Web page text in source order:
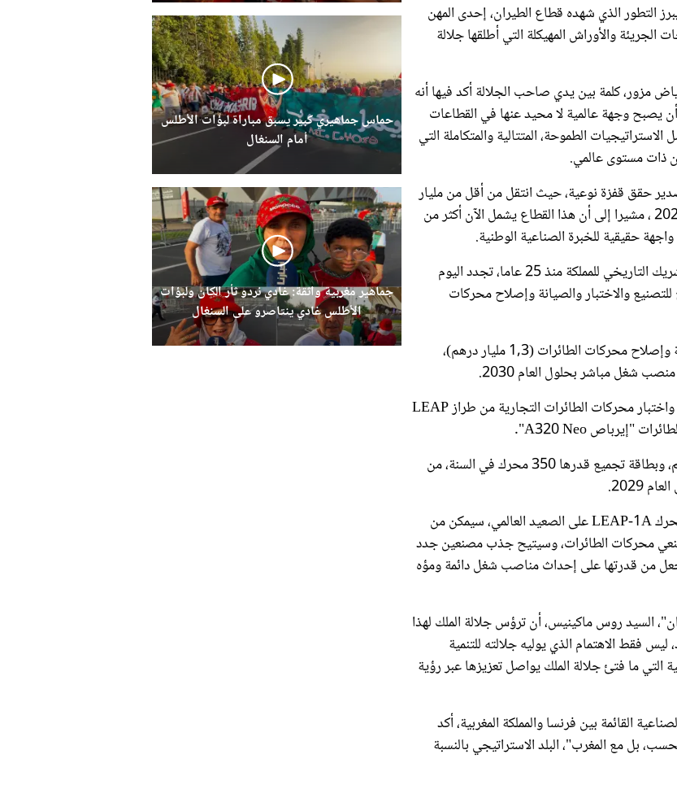
حماس جماهيري كبير يسبق مباراة لبؤات الأطلس
أمام السنغال
جماهير مغربية واثقة: غادي نردو ثأر الكان ولبؤات
الأطلس غادي ينتاصرو على السنغال
الذي شهده قطاع الطيران، إحدى المهن
الجريئة والأوراش المهيكلة التي أطلقها جلالة
مزور، كلمة بين يدي صاحب الجلالة أكد فيها أنه
يصبح وجهة عالمية لا محيد عنها في القطاعات
الطموحة، المتتالية والمتكاملة التي
ذات مستوى عالمي.
حقق قفزة نوعية، حيث انتقل من أقل من مليار
درهم سنة 2004 إلى أزيد من 26 مليار درهم سنة 2024 ، مشيرا إلى أن هذا القطاع يشمل الآن أكثر من
من جهة أخرى، ذكر الوزير بأن مجموعة "سافران"، الشريك التاريخي للمملكة منذ 25 عاما، تجدد اليوم
والاختبار والصيانة وإصلاح محركات
ويتعلق الأمر، حسب السيد مزور، بإنشاء مصنع لصيانة وإصلاح محركات الطائرات (1,3 مليار درهم)،
وأشار إلى أن الأمر يتعلق أيضا، بتطوير مصنع لتصنيع واختبار محركات الطائرات التجارية من طراز LEAP
وأكد أن هذا الاستثمار الذي تبلغ قيمته 2,1 مليار درهم، وبطاقة تجميع قدرها 350 محرك في السنة، من
وأبرز أن هذا المشروع، الذي يعد ثاني موقع لإنتاج المحرك LEAP-1A على الصعيد العالمي، سيمكن من
محركات الطائرات، وسيتيح جذب مصنعين جدد
تجعل من قدرتها على إحداث مناصب شغل دائمة ومؤه
السيد روس ماكينيس، أن ترؤس جلالة الملك لهذا
فقط الاهتمام الذي يوليه جلالته للتنمية
التي ما فتئ جلالة الملك يواصل تعزيزها عبر رؤية
القائمة بين فرنسا والمملكة المغربية، أكد
بل مع المغرب"، البلد الاستراتيجي بالنسبة